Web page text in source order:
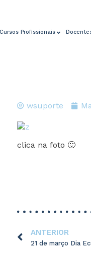
Cursos Profissionais
wsuporte
clica na foto 🙂
ANTERIOR
21 de março Dia